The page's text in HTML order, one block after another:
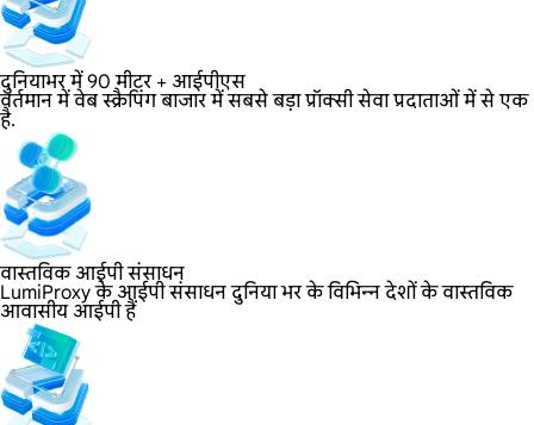
दुनियाभर में 90 मीटर + आईपीएस
वर्तमान में वेब स्क्रैपिंग बाजार में सबसे बड़ा प्रॉक्सी सेवा प्रदाताओं में से एक
है.
वास्तविक आईपी संसाधन
LumiProxy के आईपी संसाधन दुनिया भर के विभिन्न देशों के वास्तविक
आवासीय आईपी हैं